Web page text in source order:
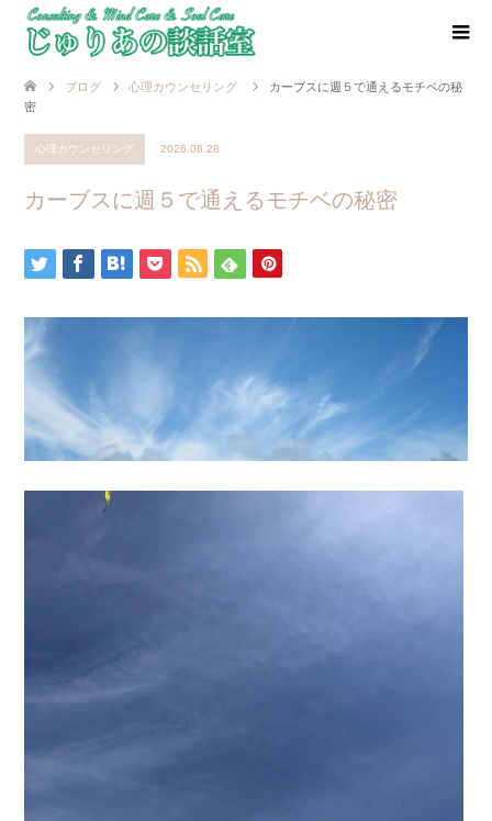
ブログ 心理カウンセリング
カーブスに週５で通えるモチベの秘
密
心理カウンセリング 2026.06.28
カーブスに週５で通えるモチベの秘密